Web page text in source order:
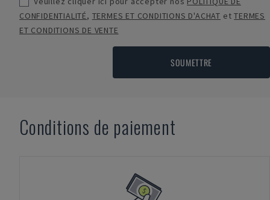
CONFIDENTIALITÉ, TERMES ET CONDITIONS D'ACHAT etTERMES
ET CONDITIONS DE VENTE
SOUMETTRE
Conditions de paiement